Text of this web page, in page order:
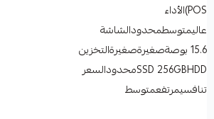
POS)الأداء
عاليمتوسطمحدودالشاشة
15.6 بوصةصغيرةصغيرة
التخزين
SSD 256GBHDDمحدود
السعر
تنافسيمرتفعمتوسط